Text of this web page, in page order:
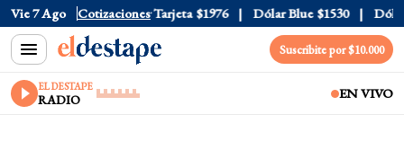
Vie 7 Ago Cotizaciones
$1520 Dólar Tarjeta $1976 Dólar Blue $1530 Dólar
Suscribite por $10.000
EL DESTAPE
RADIO EN VIVO